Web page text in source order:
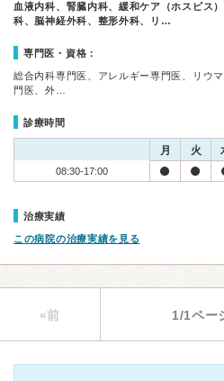
血液内科、腎臓内科、緩和ケア（ホスピス
科、脳神経外科、整形外科、リ…
専門医・資格：
総合内科専門医、アレルギー専門医、リウ
門医、外…
診療時間
月 火
08:30-17:00
治療実績
この病院の治療実績を見る
«前 1/1ペー